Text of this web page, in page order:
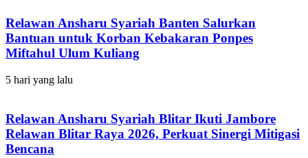
Relawan Ansharu Syariah Banten Salurkan
Bantuan untuk Korban Kebakaran Ponpes
Miftahul Ulum Kuliang
5 hari yang lalu
Relawan Ansharu Syariah Blitar Ikuti Jambore
Relawan Blitar Raya 2026, Perkuat Sinergi Mitigasi
Bencana